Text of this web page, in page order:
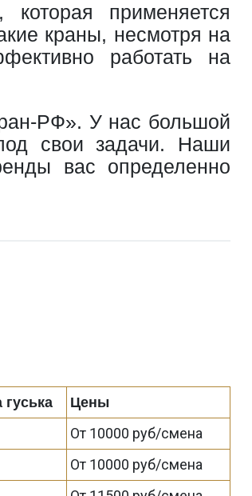
применяется
краны, несмотря на
работать на
РФ». У нас большой
свои задачи. Наши
вас определенно
Цены
От 10000 руб/смена
От 10000 руб/смена